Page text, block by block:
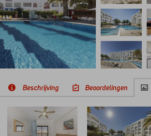
Beschrijving Beoordelingen